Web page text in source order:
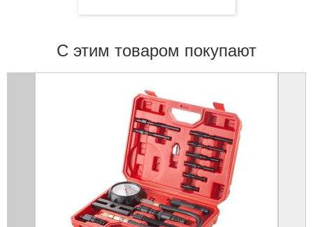
С этим товаром покупают